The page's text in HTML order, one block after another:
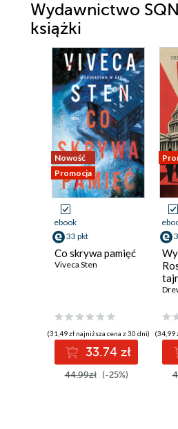
Rozdział 7
Rozdział 10
Rozdział 11
Rozdział 12
Rozdział 13
Rozdział 14
Rozdział 15
Rozdział 16
Część druga
Rozdział 17
Rozdział 20
Rozdział 24
Część trzecia
Rozdział 25
Rozdział 26
Wydawnictwo
książki
Nowość
Promocja
ebook
33 pkt
Co skrywa pamięć
Viveca Sten
(31,49 zł najniższa cena z 30 dni)
33.74 zł
44.99zł (-25%)
(34,99